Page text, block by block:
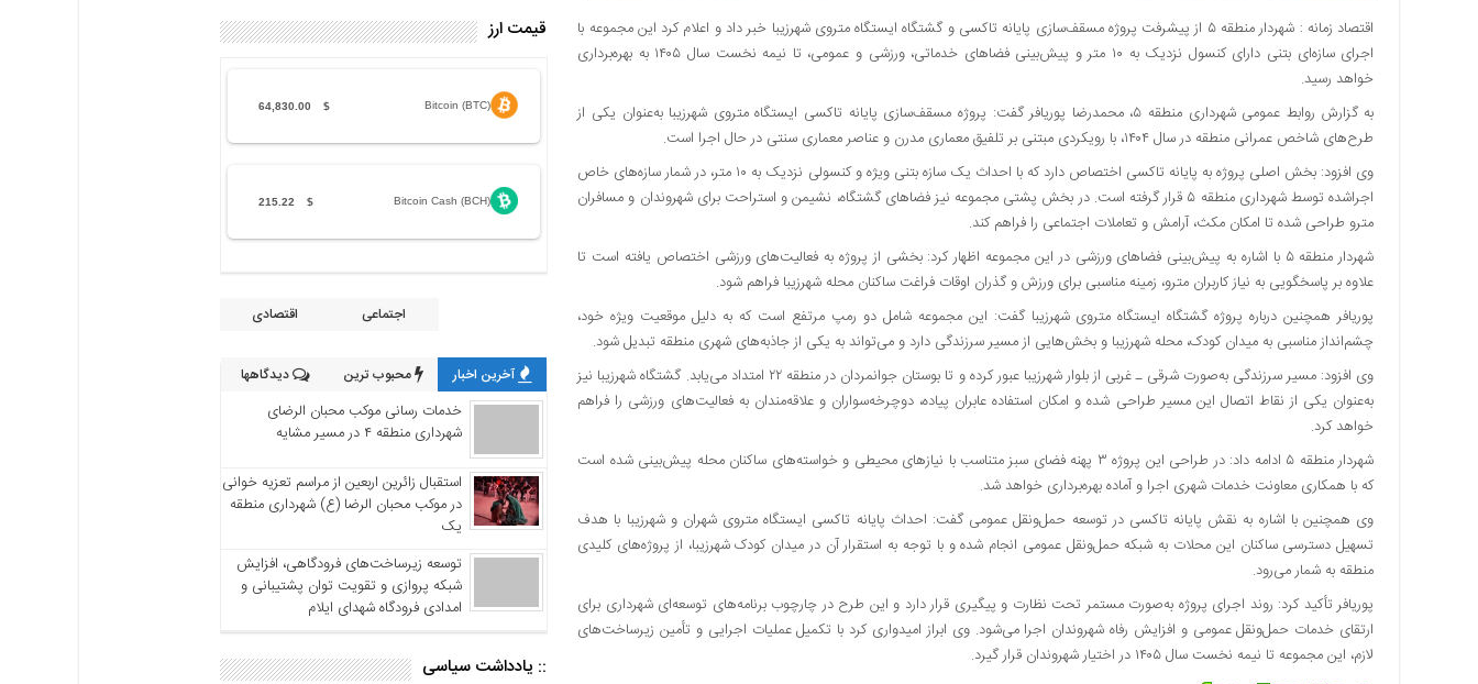
اقتصاد زمانه : شهردار منطقه ۵ از پیشرفت پروژه مسقف‌سازی پایانه تاکسی و گشتگاه ایستگاه متروی شهرزیبا خبر داد و اعلام کرد این مجموعه با
اجرای سازه‌ای بتنی دارای کنسول نزدیک به ۱۰ متر و پیش‌بینی فضاهای خدماتی، ورزشی و عمومی، تا نیمه نخست سال ۱۴۰۵ به بهره‌برداری
خواهد رسید.
به گزارش روابط عمومی شهرداری منطقه ۵، محمدرضا پوریافر گفت: پروژه مسقف‌سازی پایانه تاکسی ایستگاه متروی شهرزیبا به‌عنوان یکی از
طرح‌های شاخص عمرانی منطقه در سال ۱۴۰۴، با رویکردی مبتنی بر تلفیق معماری مدرن و عناصر معماری سنتی در حال اجرا است.
وی افزود: بخش اصلی پروژه به پایانه تاکسی اختصاص دارد که با احداث یک سازه بتنی ویژه و کنسولی نزدیک به ۱۰ متر، در شمار سازه‌های خاص
اجراشده توسط شهرداری منطقه ۵ قرار گرفته است. در بخش پشتی مجموعه نیز فضاهای گشتگاه، نشیمن و استراحت برای شهروندان و مسافران
مترو طراحی شده تا امکان مکث، آرامش و تعاملات اجتماعی را فراهم کند.
شهردار منطقه ۵ با اشاره به پیش‌بینی فضاهای ورزشی در این مجموعه اظهار کرد: بخشی از پروژه به فعالیت‌های ورزشی اختصاص یافته است تا
علاوه بر پاسخگویی به نیاز کاربران مترو، زمینه مناسبی برای ورزش و گذران اوقات فراغت ساکنان محله شهرزیبا فراهم شود.
پوریافر همچنین درباره پروژه گشتگاه ایستگاه متروی شهرزیبا گفت: این مجموعه شامل دو رمپ مرتفع است که به دلیل موقعیت ویژه خود،
چشم‌انداز مناسبی به میدان کودک، محله شهرزیبا و بخش‌هایی از مسیر سرزندگی دارد و می‌تواند به یکی از جاذبه‌های شهری منطقه تبدیل شود.
وی افزود: مسیر سرزندگی به‌صورت شرقی ـ غربی از بلوار شهرزیبا عبور کرده و تا بوستان جوانمردان در منطقه ۲۲ امتداد می‌یابد. گشتگاه شهرزیبا نیز
به‌عنوان یکی از نقاط اتصال این مسیر طراحی شده و امکان استفاده عابران پیاده، دوچرخه‌سواران و علاقه‌مندان به فعالیت‌های ورزشی را فراهم
خواهد کرد.
شهردار منطقه ۵ ادامه داد: در طراحی این پروژه ۳ پهنه فضای سبز متناسب با نیازهای محیطی و خواسته‌های ساکنان محله پیش‌بینی شده است
که با همکاری معاونت خدمات شهری اجرا و آماده بهره‌برداری خواهد شد.
وی همچنین با اشاره به نقش پایانه تاکسی در توسعه حمل‌ونقل عمومی گفت: احداث پایانه تاکسی ایستگاه متروی شهران و شهرزیبا با هدف
تسهیل دسترسی ساکنان این محلات به شبکه حمل‌ونقل عمومی انجام شده و با توجه به استقرار آن در میدان کودک شهرزیبا، از پروژه‌های کلیدی
منطقه به شمار می‌رود.
پوریافر تأکید کرد: روند اجرای پروژه به‌صورت مستمر تحت نظارت و پیگیری قرار دارد و این طرح در چارچوب برنامه‌های توسعه‌ای شهرداری برای
ارتقای خدمات حمل‌ونقل عمومی و افزایش رفاه شهروندان اجرا می‌شود. وی ابراز امیدواری کرد با تکمیل عملیات اجرایی و تأمین زیرساخت‌های
لازم، این مجموعه تا نیمه نخست سال ۱۴۰۵ در اختیار شهروندان قرار گیرد.
قیمت ارز
Bitcoin (BTC)
$
64,830.00
Bitcoin Cash (BCH)
$
215.22
اجتماعی اقتصادی
آخرین اخبار محبوب ترین دیدگاهها
خدمات رسانی موکب محبان الرضای
شهرداری منطقه ۴ در مسیر مشایه
استقبال زائرین اربعین از مراسم تعزیه خوانی
در موکب محبان الرضا (ع) شهرداری منطقه
یک
توسعه زیرساخت‌های فرودگاهی، افزایش
شبکه پروازی و تقویت توان پشتیبانی و
امدادی فرودگاه شهدای ایلام
:: یادداشت سیاسی